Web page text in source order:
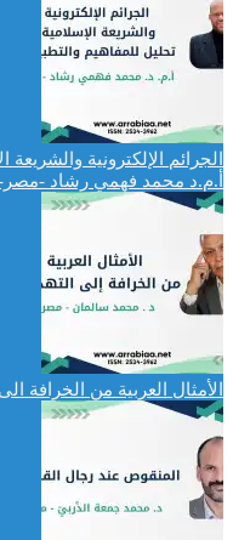
الجرائم الإلكترونية
أ.م.د محمد فهمي رشاد -
الأمثال العربية من